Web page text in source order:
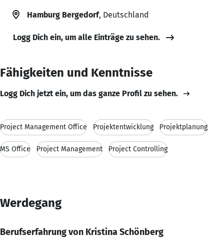
Hamburg Bergedorf, Deutschland
Logg Dich ein, um alle Einträge zu sehen.
Fähigkeiten und Kenntnisse
Logg Dich jetzt ein, um das ganze Profil zu sehen.
Project Management Office Projektentwicklung Projektplanung
MS Office Project Management Project Controlling
Werdegang
Berufserfahrung von Kristina Schönberg